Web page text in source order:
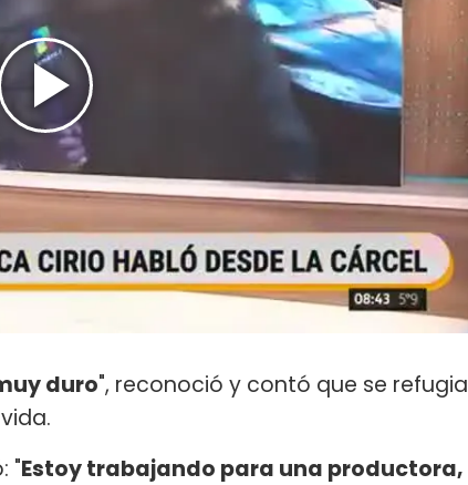
duro", reconoció y contó que se refugia
"Estoy trabajando para una productora,